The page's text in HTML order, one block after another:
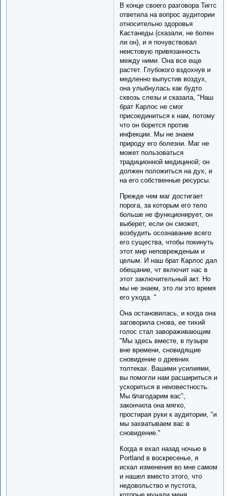
В конце своего разговора Тиггс
ответила на вопрос аудитории
относительно здоровья
Кастанеды (сказали, не болен
ли он), и я почувствовал
неистовую привязанность
между ними. Она все еще
растет. Глубокого вздохнув и
медленно выпустив воздух,
она улыбнулась как будто
сквозь слезы и сказала, "Наш
брат Карлос не смог
присоединиться к нам, потому
что он борется против
инфекции. Мы не знаем
природу его болезни. Маг не
может пользоваться
традиционной медициной; он
должен положиться на дух, и
на его собственные ресурсы.
Прежде чем маг достигает
порога, за которым его тело
больше не функционирует, он
выберет, если он сможет,
возбудить осознавание всего
его существа, чтобы покинуть
этот мир неповрежденым и
целым. И наш брат Карлос дал
обещание, чт включит нас в
этот заключительный акт. Но
мы не знаем, это ли это время
его ухода. "
Она остановилась, и когда она
заговорила снова, ее тихий
голос стал завораживающим
"Мы здесь вместе, в пузыре
вне времени, сновидящие
сновидение о древних
толтеках. Вашими усилиями,
вы помогли нам расшириться и
ускориться в неизвестность.
Мы благодарим вас",
закончила она мягко,
простирая руки к аудитории, "и
мы захватываем вас в
сновидение."
Когда я ехал назад ночью в
Portland в воскресенье, я
искал изменения во мне самом
и нашел вместо этого, что
недовольство и пустота,